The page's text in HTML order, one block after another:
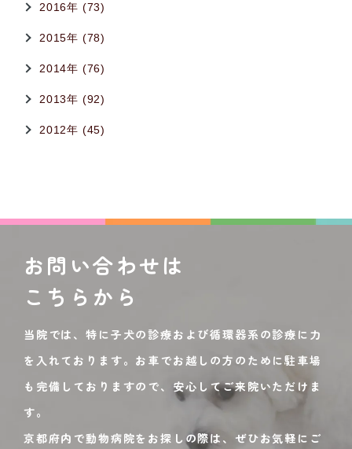
2016年 (73)
2015年 (78)
2014年 (76)
2013年 (92)
2012年 (45)
お問い合わせは
こちらから
当院では、特に子犬の診療および循環器系の診療に力
を入れております。お車でお越しの方のために駐車場
も完備しておりますので、安心してご来院いただけま
す。
京都府内で動物病院をお探しの際は、ぜひお気軽にご